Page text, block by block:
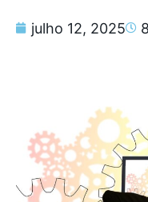
julho 12, 2025